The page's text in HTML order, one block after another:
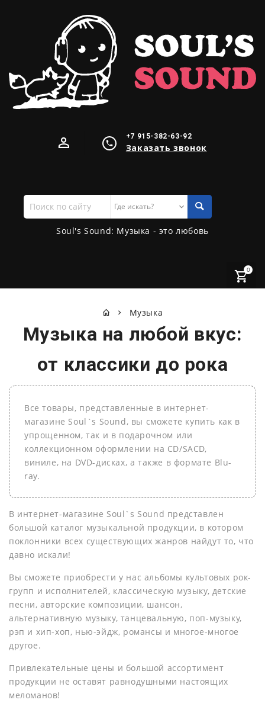
+7 915-382-63-92
Заказать звонок
Поиск
по
сайту
Soul's Sound: Музыка - это любовь
0
Музыка
Музыка на любой вкус:
от классики до рока
Все товары, представленные в интернет-
магазине Soul`s Sound, вы сможете купить как в
упрощенном, так и в подарочном или
коллекционном оформлении на СD/SACD,
виниле, на DVD-дисках, а также в формате Blu-
ray.
В интернет-магазине Soul`s Sound представлен
большой каталог музыкальной продукции, в котором
поклонники всех существующих жанров найдут то, что
давно искали!
Вы сможете приобрести у нас альбомы культовых рок-
групп и исполнителей, классическую музыку, детские
песни, авторские композиции, шансон,
альтернативную музыку, танцевальную, поп-музыку,
рэп и хип-хоп, нью-эйдж, романсы и многое-многое
другое.
Привлекательные цены и большой ассортимент
продукции не оставят равнодушными настоящих
меломанов!